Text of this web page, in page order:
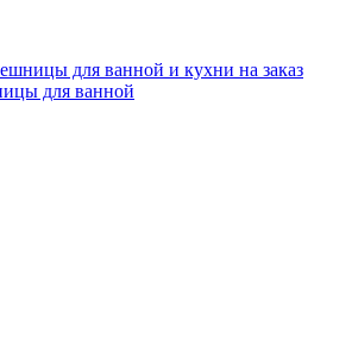
для ванной и кухни на заказ
для ванной